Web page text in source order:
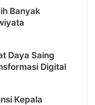
Banyak
Daya Saing
Digital
Kepala